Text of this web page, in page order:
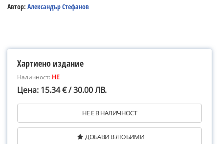
Автор: Александър Стефанов
Хартиено издание
Наличност: НЕ
Цена: 15.34 € / 30.00 ЛВ.
НЕ Е В НАЛИЧНОСТ
ДОБАВИ В ЛЮБИМИ